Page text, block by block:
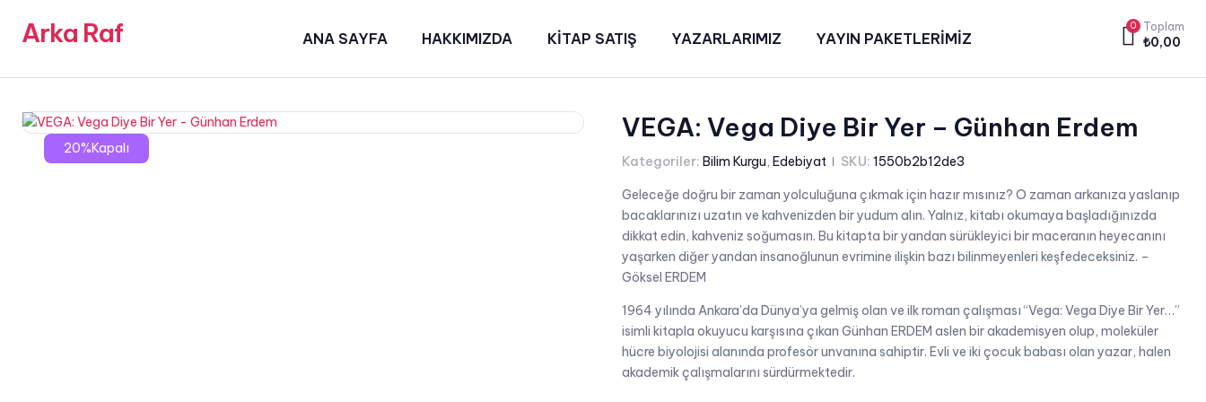
Arka Raf ANA SAYFA HAKKIMIZDA KİTAP SATIŞ YAZARLARIMIZ YAYIN PAKETLERİMİZ
0 Toplam
₺0,00
20%Kapalı
VEGA: Vega Diye Bir Yer – Günhan Erdem
Kategoriler: Bilim Kurgu, Edebiyat SKU: 1550b2b12de3
Geleceğe doğru bir zaman yolculuğuna çıkmak için hazır mısınız? O zaman arkanıza yaslanıp
bacaklarınızı uzatın ve kahvenizden bir yudum alın. Yalnız, kitabı okumaya başladığınızda
dikkat edin, kahveniz soğumasın. Bu kitapta bir yandan sürükleyici bir maceranın heyecanını
yaşarken diğer yandan insanoğlunun evrimine ilişkin bazı bilinmeyenleri keşfedeceksiniz. –
Göksel ERDEM
1964 yılında Ankara’da Dünya’ya gelmiş olan ve ilk roman çalışması “Vega: Vega Diye Bir Yer…”
isimli kitapla okuyucu karşısına çıkan Günhan ERDEM aslen bir akademisyen olup, moleküler
hücre biyolojisi alanında profesör unvanına sahiptir. Evli ve iki çocuk babası olan yazar, halen
akademik çalışmalarını sürdürmektedir.